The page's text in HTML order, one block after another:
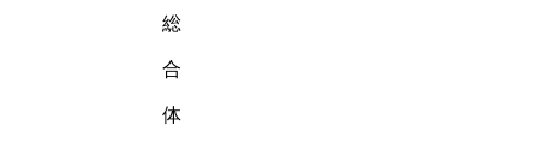
総
合
体